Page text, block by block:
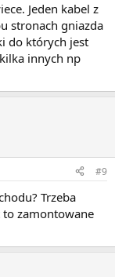
Jeden kabel z
stronach gniazda
do których jest
innych np
#9
Trzeba
to zamontowane